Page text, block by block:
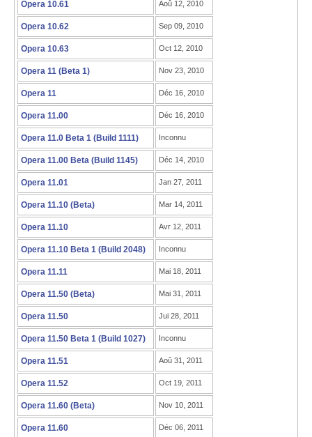
Opera 10.61 Aoû 12, 2010
Opera 10.62 Sep 09, 2010
Opera 10.63 Oct 12, 2010
Opera 11 (Beta 1) Nov 23, 2010
Opera 11 Déc 16, 2010
Opera 11.00 Déc 16, 2010
Opera 11.0 Beta 1 (Build 1111) Inconnu
Opera 11.00 Beta (Build 1145) Déc 14, 2010
Opera 11.01 Jan 27, 2011
Opera 11.10 (Beta) Mar 14, 2011
Opera 11.10 Avr 12, 2011
Opera 11.10 Beta 1 (Build 2048) Inconnu
Opera 11.11 Mai 18, 2011
Opera 11.50 (Beta) Mai 31, 2011
Opera 11.50 Jui 28, 2011
Opera 11.50 Beta 1 (Build 1027) Inconnu
Opera 11.51 Aoû 31, 2011
Opera 11.52 Oct 19, 2011
Opera 11.60 (Beta) Nov 10, 2011
Opera 11.60 Déc 06, 2011